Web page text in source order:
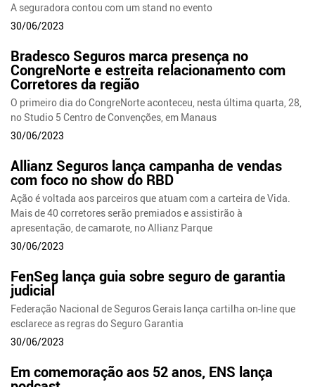
A seguradora contou com um stand no evento
30/06/2023
Bradesco Seguros marca presença no
CongreNorte e estreita relacionamento com
Corretores da região
O primeiro dia do CongreNorte aconteceu, nesta última quarta, 28,
no Studio 5 Centro de Convenções, em Manaus
30/06/2023
Allianz Seguros lança campanha de vendas
com foco no show do RBD
Ação é voltada aos parceiros que atuam com a carteira de Vida.
Mais de 40 corretores serão premiados e assistirão à
apresentação, de camarote, no Allianz Parque
30/06/2023
FenSeg lança guia sobre seguro de garantia
judicial
Federação Nacional de Seguros Gerais lança cartilha on-line que
esclarece as regras do Seguro Garantia
30/06/2023
Em comemoração aos 52 anos, ENS lança